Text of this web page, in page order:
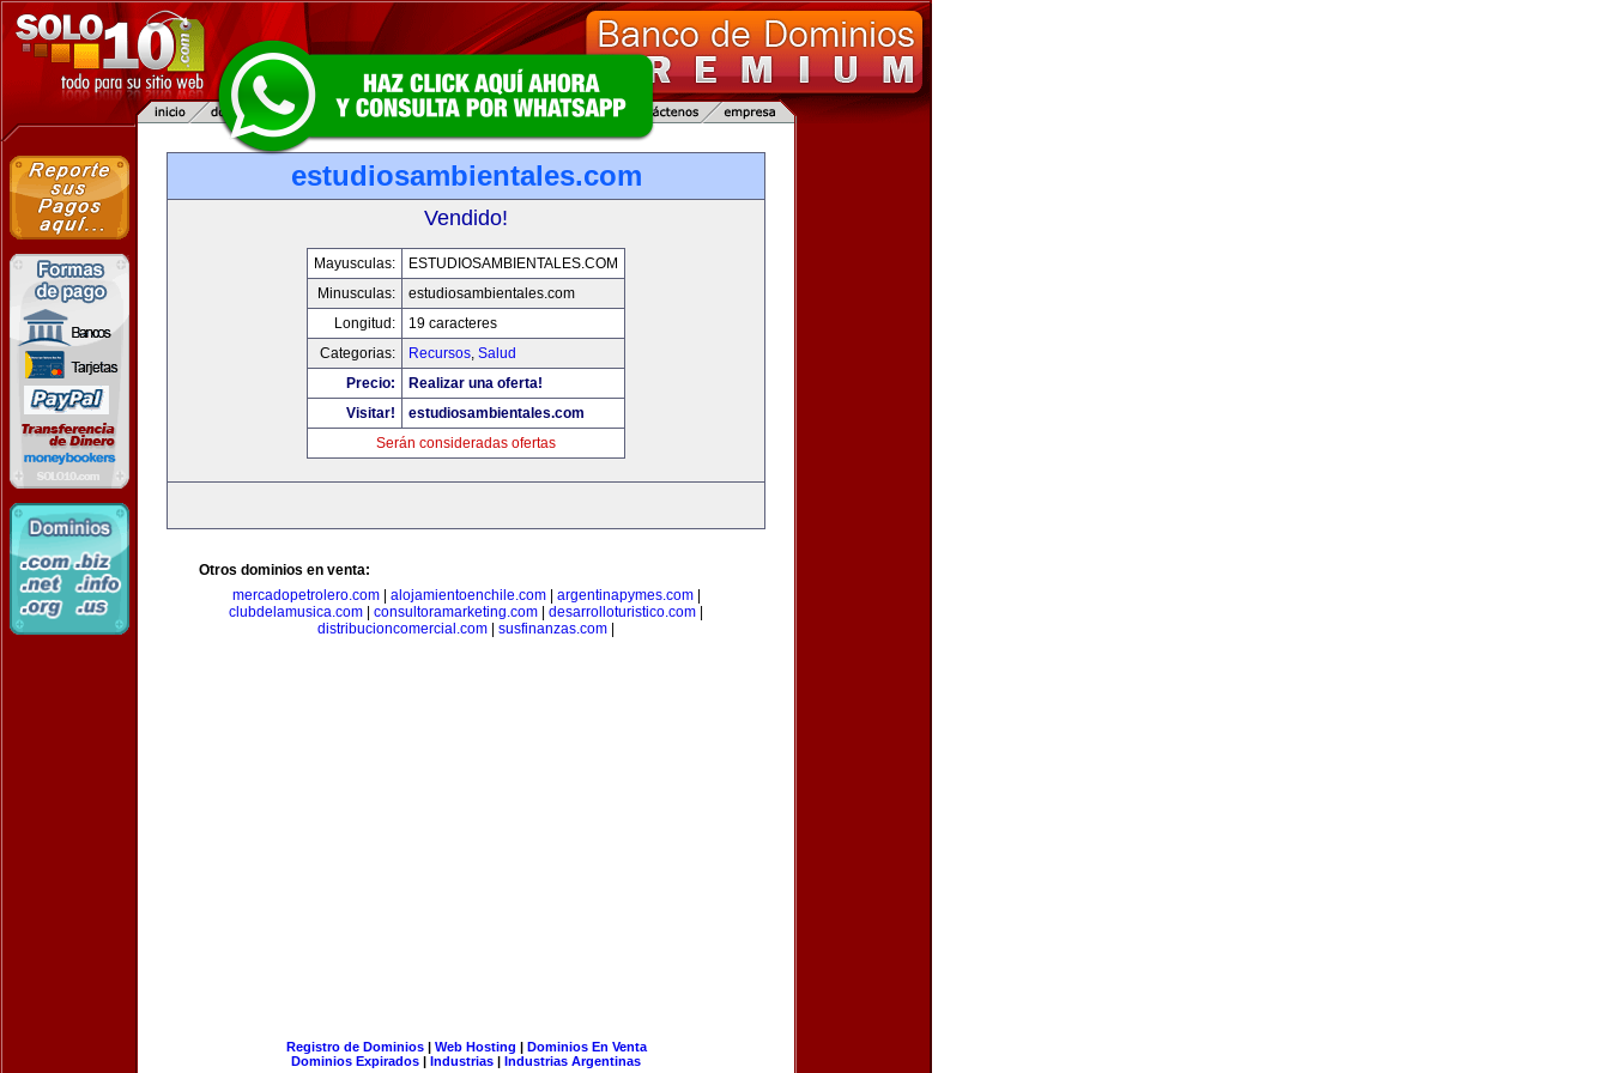
estudiosambientales.com
Vendido!
Mayusculas:
ESTUDIOSAMBIENTALES.COM
Minusculas:
estudiosambientales.com
Longitud:
19 caracteres
Categorias:
Recursos, Salud
Precio:
Realizar una oferta!
Visitar!
estudiosambientales.com
Serán consideradas ofertas
Otros dominios en venta:
mercadopetrolero.com| alojamientoenchile.com| argentinapymes.com|
clubdelamusica.com
consultoramarketing.com desarrolloturistico.com
distribucioncomercial.com
susfinanzas.com
Registro de Dominios| Web Hosting | Dominios En Venta
Dominios Expirados | Industrias | Industrias Argentinas